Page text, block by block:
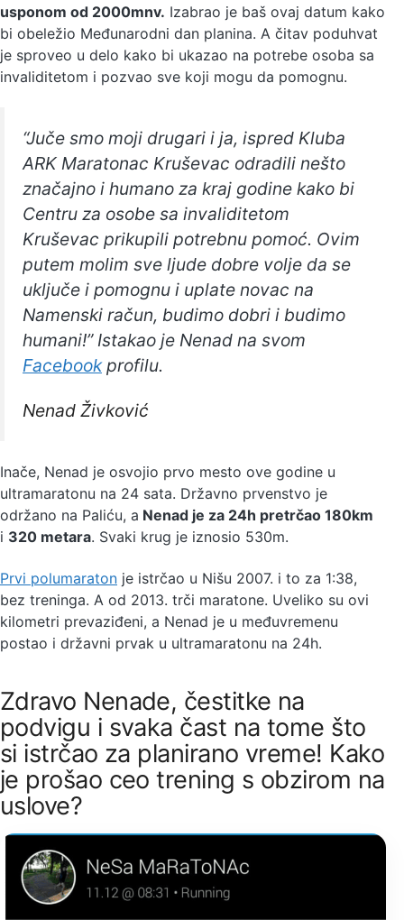
usponom od 2000mnv. Izabrao je baš ovaj datum kako
bi obeležio Međunarodni dan planina. A čitav poduhvat
je sproveo u delo kako bi ukazao na potrebe osoba sa
invaliditetom i pozvao sve koji mogu da pomognu.
“Juče smo moji drugari i ja, ispred Kluba
ARK Maratonac Kruševac odradili nešto
značajno i humano za kraj godine kako bi
Centru za osobe sa invaliditetom
Kruševac prikupili potrebnu pomoć. Ovim
putem molim sve ljude dobre volje da se
uključe i pomognu i uplate novac na
Namenski račun, budimo dobri i budimo
humani!” Istakao je Nenad na svom
Facebookprofilu.
Nenad Živković
Inače, Nenad je osvojio prvo mesto ove godine u
ultramaratonu na 24 sata. Državno prvenstvo je
održano na Paliću, a Nenad je za 24h pretrčao 180km
i 320 metara. Svaki krug je iznosio 530m.
Prvi polumaraton je istrčao u Nišu 2007. i to za 1:38,
bez treninga. A od 2013. trči maratone. Uveliko su ovi
kilometri prevaziđeni, a Nenad je u međuvremenu
postao i državni prvak u ultramaratonu na 24h.
Zdravo Nenade, čestitke na
podvigu i svaka čast na tome što
si istrčao za planirano vreme! Kako
je prošao ceo trening s obzirom na
uslove?